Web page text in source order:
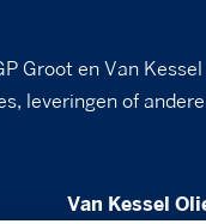
Groot en Van
leveringen of
Van Kessel